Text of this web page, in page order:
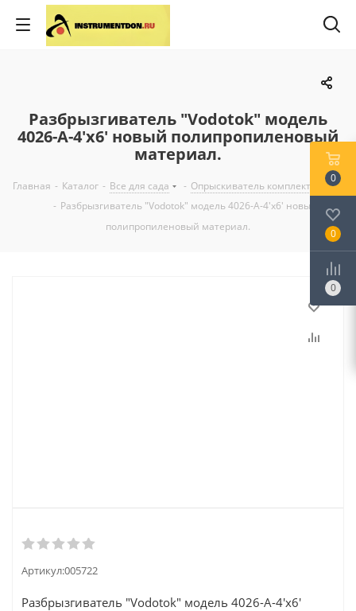
Разбрызгиватель "Vodotok" модель
4026-А-4'x6' новый полипропиленовый
материал.
Главная - Каталог - Все для сада - Опрыскиватель комплектующие
- Разбрызгиватель "Vodotok" модель 4026-А-4'x6' новый
полипропиленовый материал.
Артикул:005722
Разбрызгиватель "Vodotok" модель 4026-А-4'x6'
0
0
0